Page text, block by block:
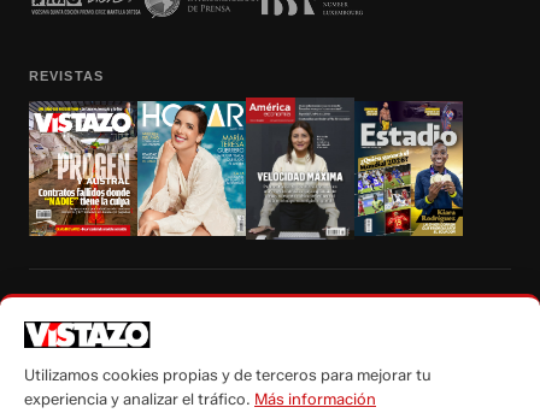
REVISTAS
autorización escrita de su titular, de todos los contenidos de Vistazo.com.
Utilizamos cookies propias y de terceros para mejorar tu
experiencia y analizar el tráfico. Más información